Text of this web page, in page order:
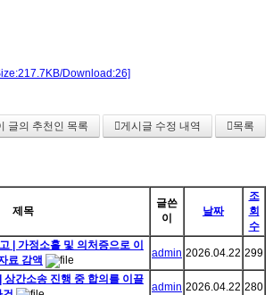
Download:26]
글의 추천인 목록 게시글 수정 내역 목록
제목
글쓴
이
날짜
조
회
수
| 가정소홀 및 의처증으로 이
료 감액
admin 2026.04.22 299
상간소송 진행 중 합의를 이끌
admin 2026.04.22 280